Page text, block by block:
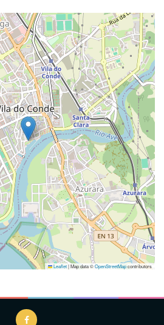
Leaflet|Map data ©OpenStreetMapcontributors